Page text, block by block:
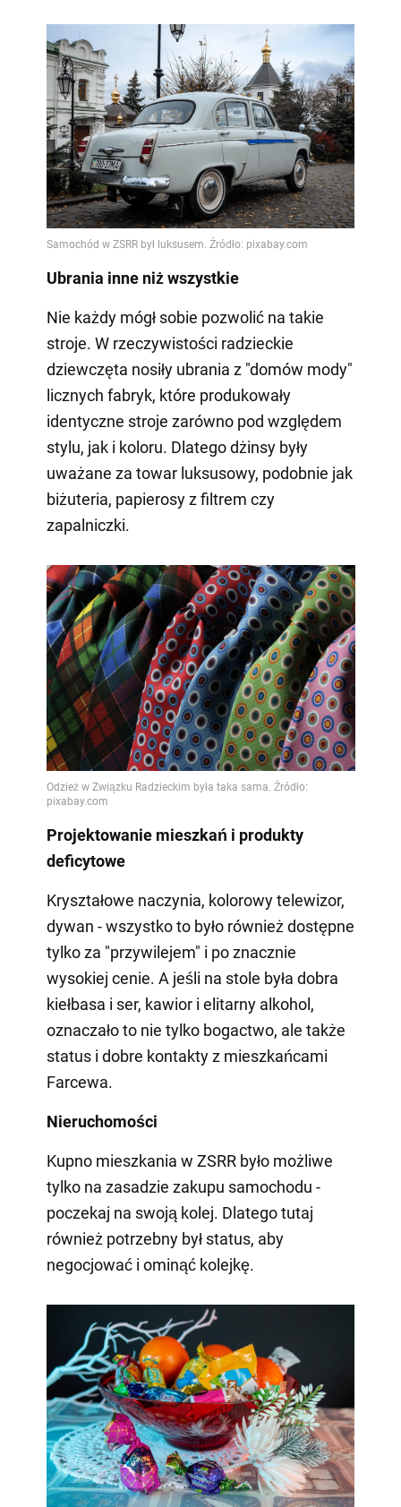
Ubrania inne niż wszystkie
Nie każdy mógł sobie pozwolić na takie
stroje. W rzeczywistości radzieckie
dziewczęta nosiły ubrania z "domów mody"
licznych fabryk, które produkowały
identyczne stroje zarówno pod względem
stylu, jak i koloru. Dlatego dżinsy były
uważane za towar luksusowy, podobnie jak
biżuteria, papierosy z filtrem czy
zapalniczki.
Projektowanie mieszkań i produkty
deficytowe
Kryształowe naczynia, kolorowy telewizor,
dywan - wszystko to było również dostępne
tylko za "przywilejem" i po znacznie
wysokiej cenie. A jeśli na stole była dobra
kiełbasa i ser, kawior i elitarny alkohol,
oznaczało to nie tylko bogactwo, ale także
status i dobre kontakty z mieszkańcami
Farcewa.
Nieruchomości
Kupno mieszkania w ZSRR było możliwe
tylko na zasadzie zakupu samochodu -
poczekaj na swoją kolej. Dlatego tutaj
również potrzebny był status, aby
negocjować i ominąć kolejkę.